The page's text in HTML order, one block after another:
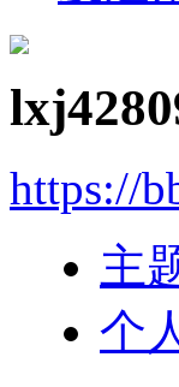
https://
主
个